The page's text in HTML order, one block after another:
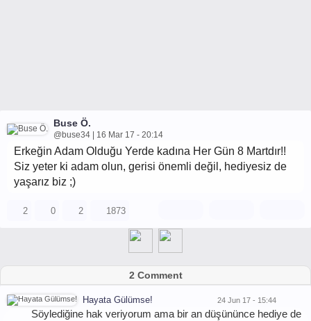
Buse Ö.
@buse34 | 16 Mar 17 - 20:14
Erkeğin Adam Olduğu Yerde kadına Her Gün 8 Martdır!!
Siz yeter ki adam olun, gerisi önemli değil, hediyesiz de
yaşarız biz ;)
2 0 2 1873
2 Comment
Hayata Gülümse! 24 Jun 17 - 15:44
Söylediğine hak veriyorum ama bir an düşününce hediye de